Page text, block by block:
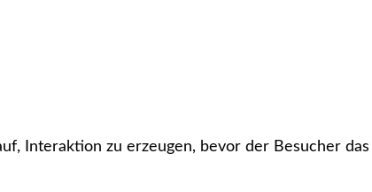
Interaktion zu erzeugen, bevor der Besucher